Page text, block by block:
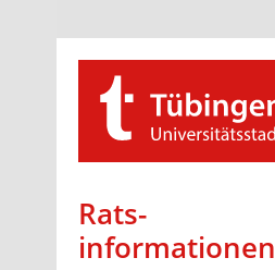
Rats­
informationen